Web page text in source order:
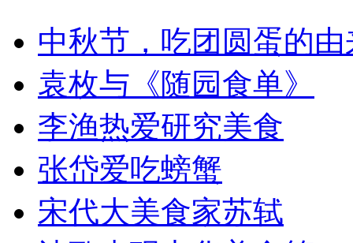
中秋节，吃团圆蛋的由
袁枚与《随园食单》
李渔热爱研究美食
张岱爱吃螃蟹
宋代大美食家苏轼